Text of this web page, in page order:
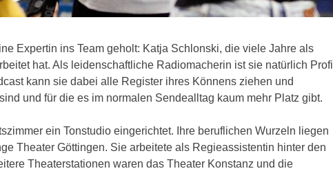
Expertin ins Team geholt: Katja Schlonski, die viele Jahre als
hat. Als leidenschaftliche Radiomacherin ist sie natürlich Profi
kann sie dabei alle Register ihres Könnens ziehen und
und für die es im normalen Sendealltag kaum mehr Platz gibt.
ein Tonstudio eingerichtet. Ihre beruflichen Wurzeln liegen
Theater Göttingen. Sie arbeitete als Regieassistentin hinter den
Theaterstationen waren das Theater Konstanz und die